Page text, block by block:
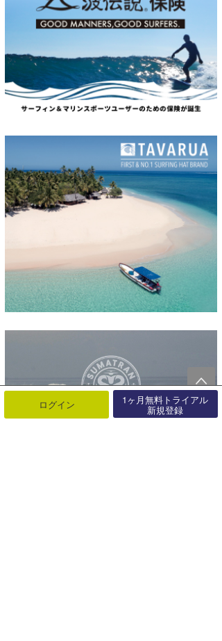
ログイン 1ヶ月無料トライアル
新規登録